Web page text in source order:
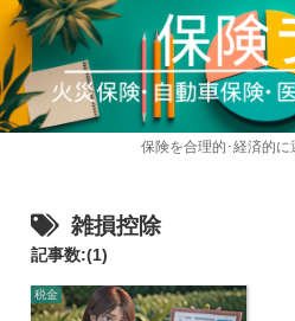
保険を合理的･経済的に
雑損控除
記事数:(1)
税金